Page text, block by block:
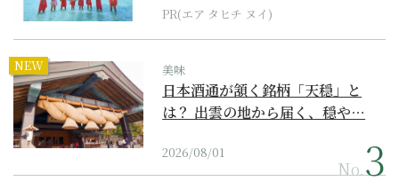
PR(エア タヒチ ヌイ)
NEW 美味
日本酒通が頷く銘柄「天穏」と
は？ 出雲の地から届く、穏や…
2026/08/01
No.